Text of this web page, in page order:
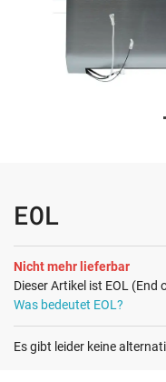
EOL
Nicht mehr lieferbar
Dieser Artikel ist EOL
Was bedeutet EOL?
Es gibt leider keine